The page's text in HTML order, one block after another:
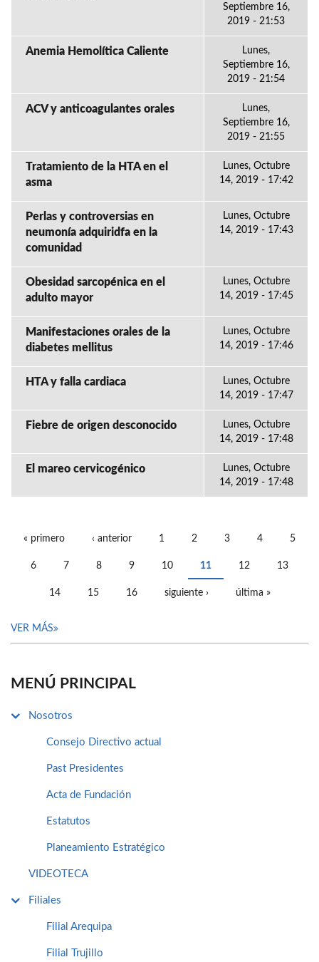
Septiembre 16,
2019 - 21:53
Anemia Hemolítica Caliente
Lunes,
Septiembre 16,
2019 - 21:54
ACV y anticoagulantes orales
Lunes,
Septiembre 16,
2019 - 21:55
Tratamiento de la HTA en el
asma
Lunes, Octubre
14, 2019 - 17:42
Perlas y controversias en
neumonía adquiridfa en la
comunidad
Lunes, Octubre
14, 2019 - 17:43
Obesidad sarcopénica en el
adulto mayor
Lunes, Octubre
14, 2019 - 17:45
Manifestaciones orales de la
diabetes mellitus
Lunes, Octubre
14, 2019 - 17:46
HTA y falla cardiaca
Lunes, Octubre
14, 2019 - 17:47
Fiebre de origen desconocido
Lunes, Octubre
14, 2019 - 17:48
El mareo cervicogénico
Lunes, Octubre
14, 2019 - 17:48
« primero ‹ anterior 1 2 3 4 5
6 7 8 9 10 11 12 13
14 15 16 siguiente › última »
VER MÁS
MENÚ PRINCIPAL
Nosotros
Consejo Directivo actual
Past Presidentes
Acta de Fundación
Estatutos
Planeamiento Estratégico
VIDEOTECA
Filiales
Filial Arequipa
Filial Trujillo